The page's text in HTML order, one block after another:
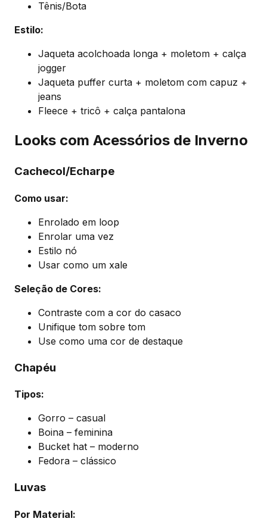
Tênis/Bota
Estilo:
Jaqueta acolchoada longa + moletom + calça
jogger
Jaqueta puffer curta + moletom com capuz +
jeans
Fleece + tricô + calça pantalona
Looks com Acessórios de Inverno
Cachecol/Echarpe
Como usar:
Enrolado em loop
Enrolar uma vez
Estilo nó
Usar como um xale
Seleção de Cores:
Contraste com a cor do casaco
Unifique tom sobre tom
Use como uma cor de destaque
Chapéu
Tipos:
Gorro – casual
Boina – feminina
Bucket hat – moderno
Fedora – clássico
Luvas
Por Material: